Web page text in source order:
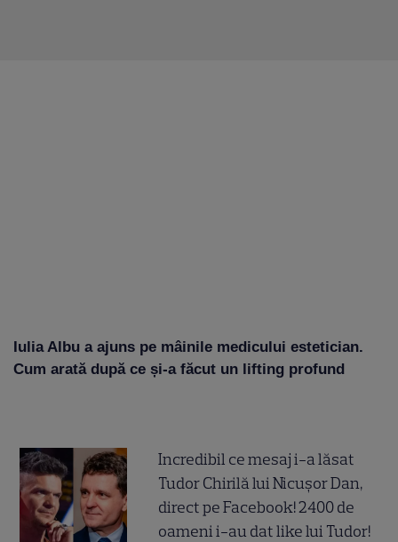
Iulia Albu a ajuns pe mâinile medicului estetician.
Cum arată după ce și-a făcut un lifting profund
Incredibil ce mesaj i-a lăsat
Tudor Chirilă lui Nicușor Dan,
direct pe Facebook! 2400 de
oameni i-au dat like lui Tudor!